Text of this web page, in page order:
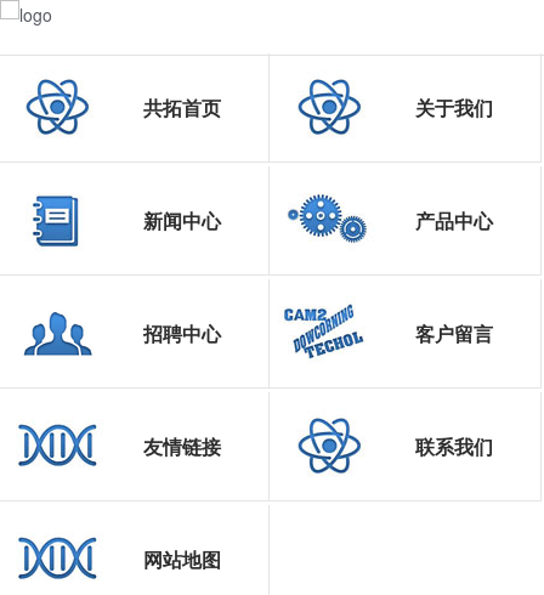
共拓首页 关于我们
新闻中心 产品中心
招聘中心 客户留言
友情链接 联系我们
网站地图